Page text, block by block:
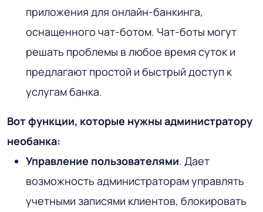
приложения для онлайн-банкинга,
оснащенного чат-ботом. Чат-боты могут
решать проблемы в любое время суток и
предлагают простой и быстрый доступ к
услугам банка.
Вот функции, которые нужны администратору
необанка:
Управление пользователями. Дает
возможность администраторам управлять
учетными записями клиентов, блокировать